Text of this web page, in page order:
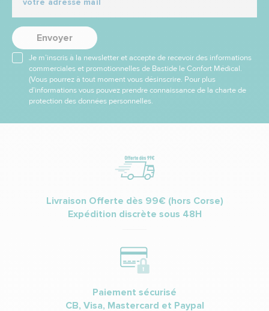
Envoyer
Je m’inscris à la newsletter et accepte de recevoir des informations
commerciales et promotionnelles de Bastide le Confort Médical.
(Vous pourrez à tout moment vous désinscrire. Pour plus
d’informations vous pouvez prendre connaissance de la charte de
protection des données personnelles.
Livraison Offerte dès 99€ (hors Corse)
Expédition discrète sous 48H
Paiement sécurisé
CB, Visa, Mastercard et Paypal